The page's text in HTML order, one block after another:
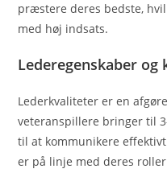
præstere deres bedste,
med høj indsats.
Lederegenskaber
Lederkvaliteter er en
veteranspillere bringer til
til at kommunikere
er på linje med deres